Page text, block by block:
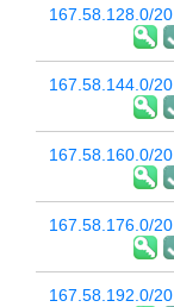
167.58.128.0/20
167.58.144.0/20
167.58.160.0/20
167.58.176.0/20
167.58.192.0/20